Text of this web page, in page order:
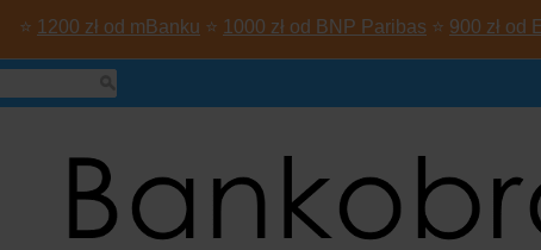
⭐ 1200 zł od mBanku ⭐ 1000 zł od BNP Paribas ⭐ 900 zł od